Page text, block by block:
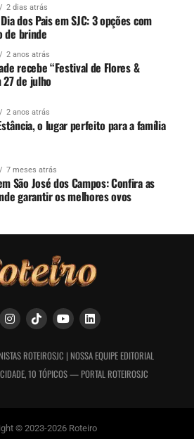
2 dias atrás
dos Pais em SJC: 3 opções com
de brinde
2 anos atrás
recebe “Festival de Flores &
27 de julho
2 anos atrás
o lugar perfeito para a família
7 meses atrás
São José dos Campos: Confira as
garantir os melhores ovos
ROTEIROSJC | NOSSA EQUIPE EDITORIAL
10 TÓPICOS — PORTAL ROTEIROSJC
© 2023-2026 Roteiro